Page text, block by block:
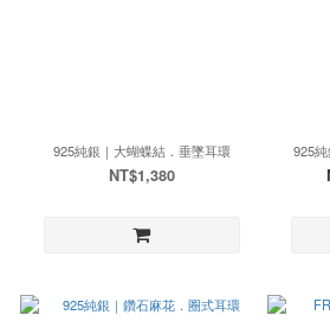
925純銀｜大蝴蝶結．垂墜耳環
NT$1,380
925